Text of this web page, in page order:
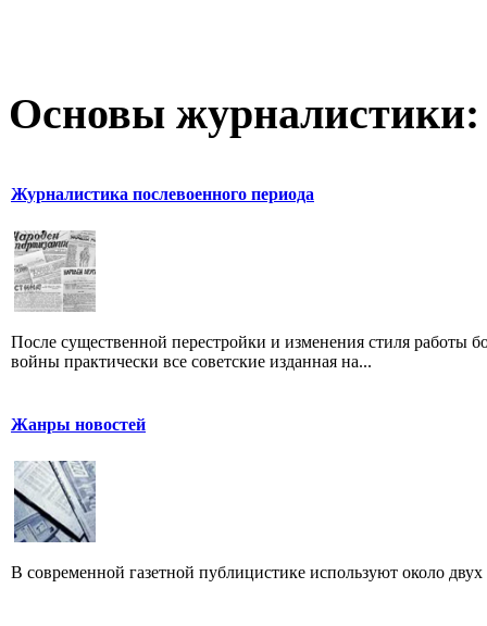
Основы журналистики:
Журналистика послевоенного периода
После существенной перестройки и изменения стиля работы
войны практически все советские изданная на...
Жанры новостей
В современной газетной публицистике используют около двух